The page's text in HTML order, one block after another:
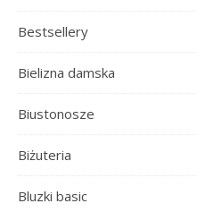
Bestsellery
Bielizna damska
Biustonosze
Biżuteria
Bluzki basic